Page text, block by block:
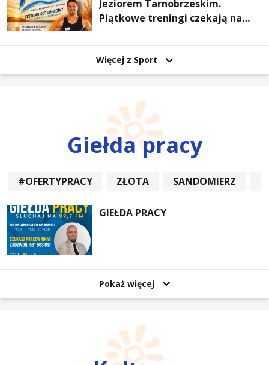
Jeziorem Tarnobrzeskim.
Piątkowe treningi czekają na
Więcej z Sport
Giełda pracy
#OFERTYPRACY ZŁOTA SANDOMIERZ
GIEŁDA PRACY
Pokaż więcej